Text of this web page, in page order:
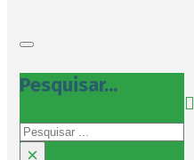
Pesquisar...
Pesquisar
×